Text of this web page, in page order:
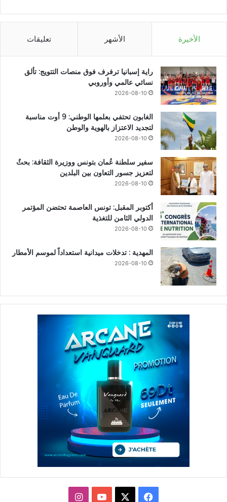
الأخيرة الأشهر تعليقات
راية إسبانيا ترفرف فوق منصات التتويج: تألق
نسائي عالمي وأوروبي
2026-08-10
الغابون تحتفي بعلمها الوطني: 9 أوت مناسبة
لتجديد الاعتزاز بالهوية والوطن
2026-08-10
سفير سلطنة عُمان بتونس ووزيرة الثقافة: بحثٌ
لتعزيز جسور التعاون بين البلدين
2026-08-10
أكتوبر المقبل: تونس العاصمة تحتضن المؤتمر
الدولي الثامن للتغذية
2026-08-10
المهدية : تدخلات ميدانية استعداداً لموسم الأمطار
2026-08-10
فيسبوك يوتيوبانستقرام